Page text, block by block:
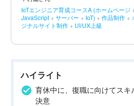
IoTエンジニア育成コースA (ホームページ
JavaScript +サーバー + IoT) +作品制作 +
ジナルサイト制作 + UI/UX上級
ハイライト
育休中に、復職に向けてスキ
決意